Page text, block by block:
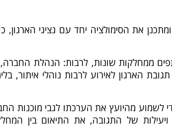
את הסימולציה יחד עם נציגי הארגון,
הארגון לאירוע לרבות נוהלי איתור,
לשמוע מהיועץ את הערכתו לגבי מוכנות
ויעילות של התגובה, את התיאום בין